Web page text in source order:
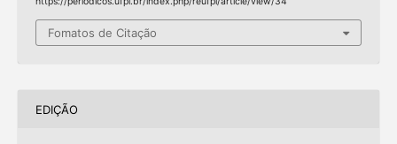
Fomatos de Citação
EDIÇÃO